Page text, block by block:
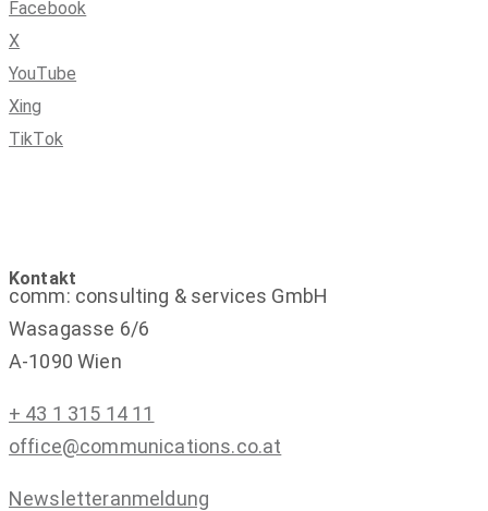
Facebook
X
YouTube
Xing
TikTok
Kontakt
comm: consulting & services GmbH
Wasagasse 6/6
A-1090 Wien
+ 43 1 315 14 11
office@communications.co.at
Newsletteranmeldung